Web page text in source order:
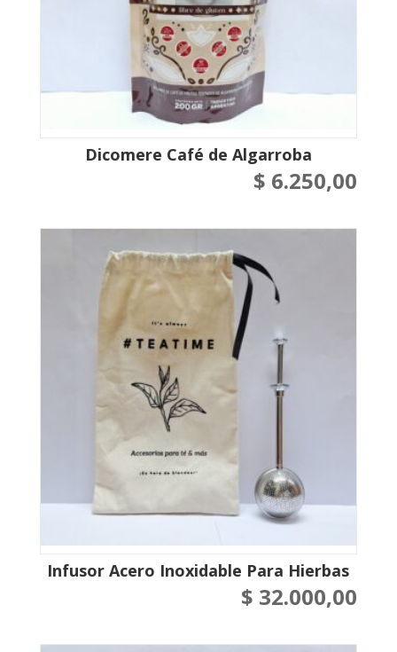
Dicomere Café de Algarroba
$ 6.250,00
Infusor Acero Inoxidable Para Hierbas
$ 32.000,00